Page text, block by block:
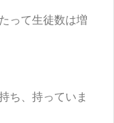
って生徒数は増
ち、持っていま